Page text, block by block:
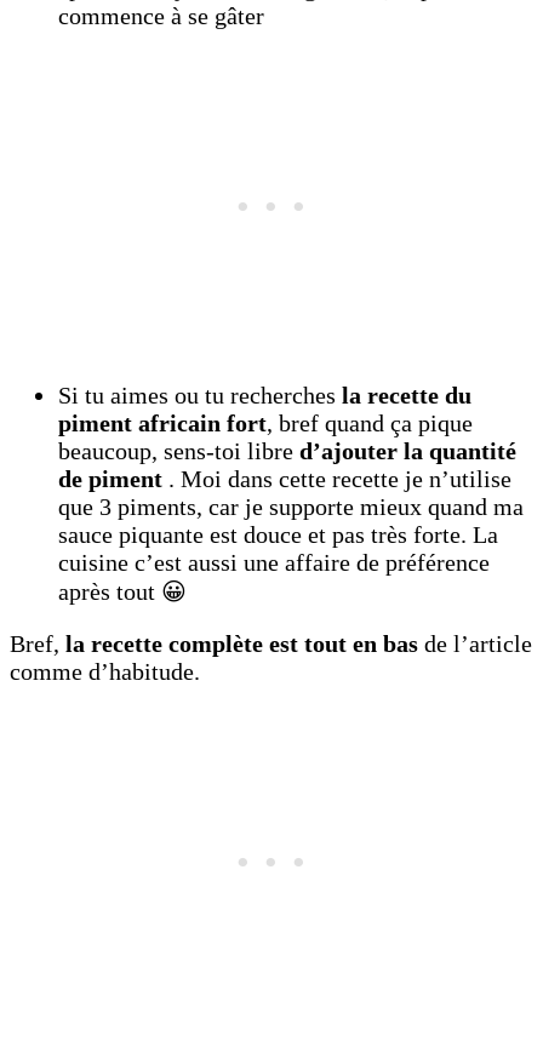
commence à se gâter
Si tu aimes ou tu recherches la recette du
piment africain fort, bref quand ça pique
beaucoup, sens-toi libre d’ajouter la quantité
de piment . Moi dans cette recette je n’utilise
que 3 piments, car je supporte mieux quand ma
sauce piquante est douce et pas très forte. La
cuisine c’est aussi une affaire de préférence
après tout 😀
Bref, la recette complète est tout en bas de l’article
comme d’habitude.